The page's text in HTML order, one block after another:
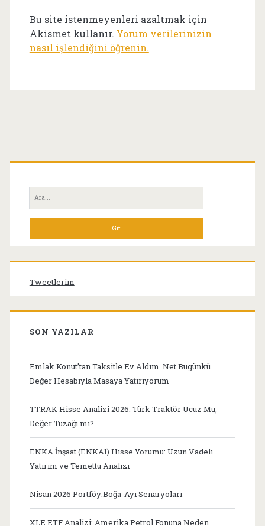
Bu site istenmeyenleri azaltmak için
Akismet kullanır. Yorum verilerinizin
nasıl işlendiğini öğrenin.
Birincil
Yan
Menü
Ara:
Tweetlerim
SON YAZILAR
Emlak Konut’tan Taksitle Ev Aldım. Net Bugünkü
Değer Hesabıyla Masaya Yatırıyorum
TTRAK Hisse Analizi 2026: Türk Traktör Ucuz Mu,
Değer Tuzağı mı?
ENKA İnşaat (ENKAI) Hisse Yorumu: Uzun Vadeli
Yatırım ve Temettü Analizi
Nisan 2026 Portföy:Boğa-Ayı Senaryoları
XLE ETF Analizi: Amerika Petrol Fonuna Neden